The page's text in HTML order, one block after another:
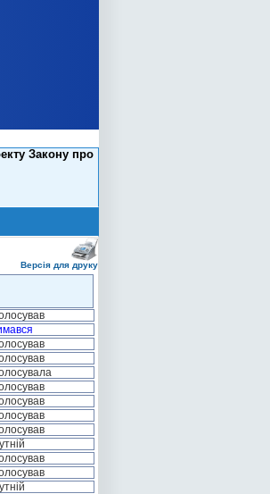
Закону про
Версія для друку